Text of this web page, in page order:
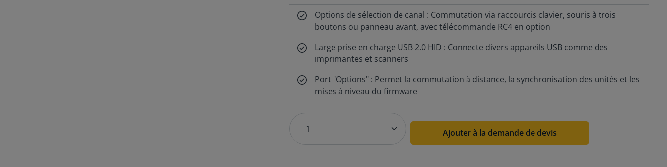
Options de sélection de canal : Commutation via raccourcis clavier, souris à trois
boutons ou panneau avant, avec télécommande RC4 en option
Large prise en charge USB 2.0 HID : Connecte divers appareils USB comme des
imprimantes et scanners
Port "Options" : Permet la commutation à distance, la synchronisation des unités et les
mises à niveau du firmware
Ajouter à la demande de devis